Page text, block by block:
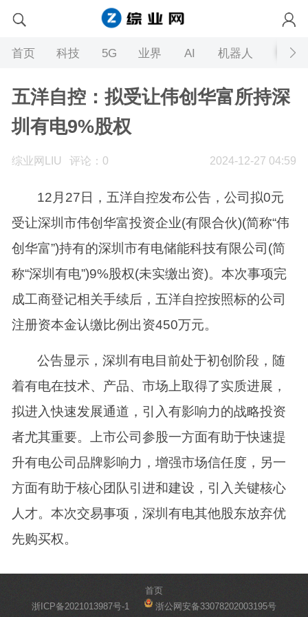
首页 科技 5G 业界 AI 机器人
五洋自控：拟受让伟创华富所持深
圳有电9%股权
2024-12-27 04:59
综业网LIU 评论：0
12月27日，五洋自控发布公告，公司拟0元
受让深圳市伟创华富投资企业(有限合伙)(简称“伟
创华富”)持有的深圳市有电储能科技有限公司(简
称“深圳有电”)9%股权(未实缴出资)。本次事项完
成工商登记相关手续后，五洋自控按照标的公司
注册资本金认缴比例出资450万元。
公告显示，深圳有电目前处于初创阶段，随
着有电在技术、产品、市场上取得了实质进展，
拟进入快速发展通道，引入有影响力的战略投资
者尤其重要。上市公司参股一方面有助于快速提
升有电公司品牌影响力，增强市场信任度，另一
方面有助于核心团队引进和建设，引入关键核心
人才。本次交易事项，深圳有电其他股东放弃优
先购买权。
首页
浙ICP备2021013987号-1
浙公网安备33078202003195号